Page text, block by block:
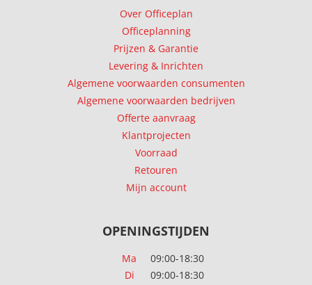
Over Officeplan
Officeplanning
Prijzen & Garantie
Levering & Inrichten
Algemene voorwaarden consumenten
Algemene voorwaarden bedrijven
Offerte aanvraag
Klantprojecten
Voorraad
Retouren
Mijn account
OPENINGSTIJDEN
Ma
09:00-18:30
Di
09:00-18:30